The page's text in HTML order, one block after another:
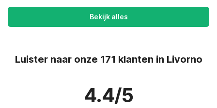
Bekijk alles
Luister naar onze 171 klanten in Livorno
4.4/5